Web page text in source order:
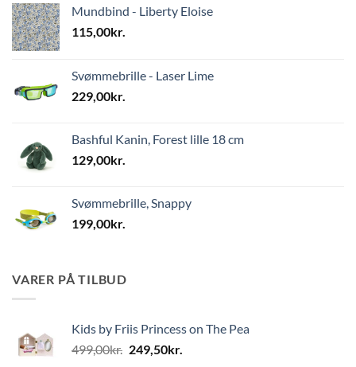
Mundbind - Liberty Eloise
115,00kr.
Svømmebrille - Laser Lime
229,00kr.
Bashful Kanin, Forest lille 18 cm
129,00kr.
Svømmebrille, Snappy
199,00kr.
VARER PÅ TILBUD
Kids by Friis Princess on The Pea
499,00kr. Den
249,50kr.